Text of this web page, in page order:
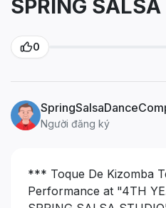
SPRING
0
Người đăng ký
*** Toque De Kizomba
Performance at "4TH